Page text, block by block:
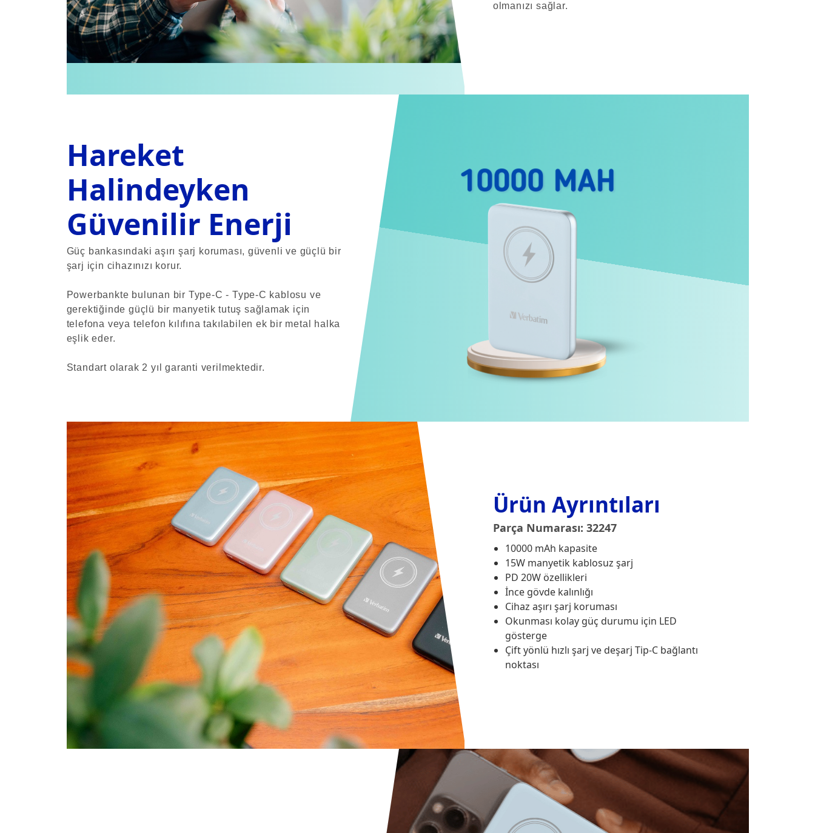
olmanızı sağlar.
Hareket
Halindeyken
Güvenilir Enerji
Güç bankasındaki aşırı şarj koruması, güvenli ve güçlü bir
şarj için cihazınızı korur.
Powerbankte bulunan bir Type-C - Type-C kablosu ve
gerektiğinde güçlü bir manyetik tutuş sağlamak için
telefona veya telefon kılıfına takılabilen ek bir metal halka
eşlik eder.
Standart olarak 2 yıl garanti verilmektedir.
Ürün Ayrıntıları
Parça Numarası: 32247
10000 mAh kapasite
15W manyetik kablosuz şarj
PD 20W özellikleri
İnce gövde kalınlığı
Cihaz aşırı şarj koruması
Okunması kolay güç durumu için LED
gösterge
Çift yönlü hızlı şarj ve deşarj Tip-C bağlantı
noktası